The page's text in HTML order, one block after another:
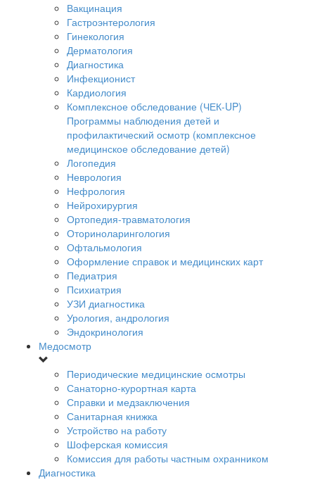
Вакцинация
Гастроэнтерология
Гинекология
Дерматология
Диагностика
Инфекционист
Кардиология
Комплексное обследование (ЧЕК-UP)
Программы наблюдения детей и
профилактический осмотр (комплексное
медицинское обследование детей)
Логопедия
Неврология
Нефрология
Нейрохирургия
Ортопедия-травматология
Оториноларингология
Офтальмология
Оформление справок и медицинских карт
Педиатрия
Психиатрия
УЗИ диагностика
Урология, андрология
Эндокринология
Медосмотр
Периодические медицинские осмотры
Санаторно-курортная карта
Справки и медзаключения
Санитарная книжка
Устройство на работу
Шоферская комиссия
Комиссия для работы частным охранником
Диагностика